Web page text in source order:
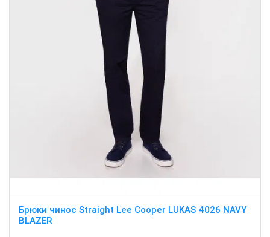
Брюки чинос Straight Lee Cooper LUKAS 4026 NAVY
BLAZER